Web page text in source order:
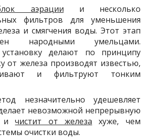
аэрации и несколько
фильтров для уменьшения
и смягчения воды. Этот этап
народными умельцами.
делают по принципу
от железа производят известью,
и фильтруют тонким
незначительно удешевляет
невозможной непрерывную
ичистит от железа хуже, чем
очистки воды.